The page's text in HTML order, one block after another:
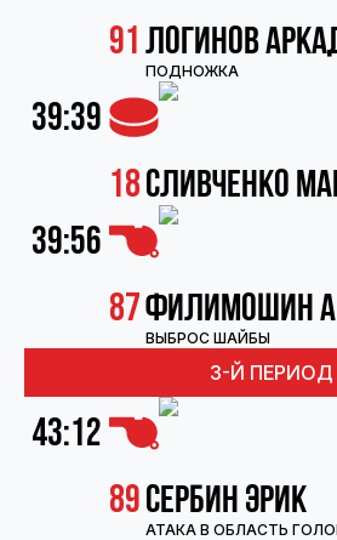
91Логинов
ПОДНОЖКА
39:39
18Сливченко
39:56
87Филимошин
ВЫБРОС ШАЙБЫ
3-Й ПЕРИОД
43:12
89Сербин Эрик
АТАКА В ОБЛАСТЬ